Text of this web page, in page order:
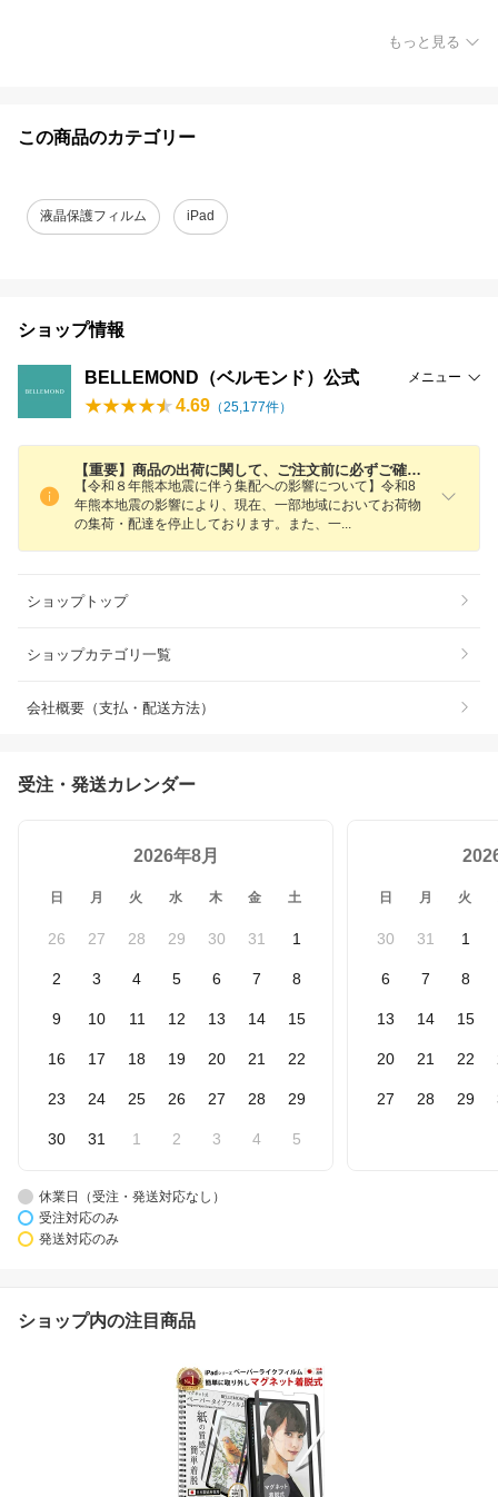
もっと見る
この商品のカテゴリー
液晶保護フィルム iPad
ショップ情報
BELLEMOND（ベルモンド）公式 メニュー
4.69 （25,177件）
【重要】商品の出荷に関して、ご注文前に必ずご確認お願い致します。
【令和８年熊本地震に伴う集配への影響について】令和8
年熊本地震の影響により、現在、一部地域においてお荷物
の集荷・配達を停止しております。また、 一
ショップトップ
ショップカテゴリ一覧
会社概要（支払・配送方法）
受注・発送カレンダー
2026年8月
日 月 火 水 木 金 土
26 27 28 29 30 31 1
2 3 4 5 6 7 8
9 10 11 12 13 14 15
16 17 18 19 20 21 22
23 24 25 26 27 28 29
30 31 1 2 3 4 5
日 月 火
30 31 1
6 7 8
13 14 15
20 21 22
27 28 29
休業日（受注・発送対応なし）
受注対応のみ
発送対応のみ
ショップ内の注目商品